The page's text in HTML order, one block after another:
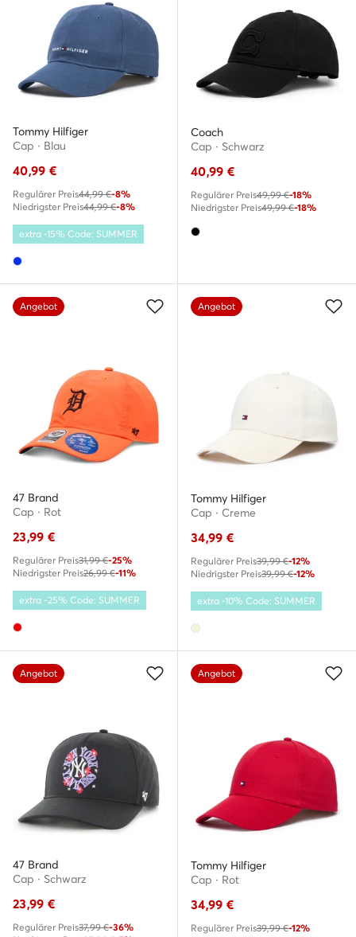
Tommy Hilfiger
Cap · Blau
40,99 €
Regulärer Preis44,99 €-8%
Niedrigster Preis44,99 €-8%
extra -15% Code: SUMMER
Coach
Cap · Schwarz
40,99 €
Regulärer Preis49,99 €-18%
Niedrigster Preis49,99 €-18%
Angebot
47 Brand
Cap · Rot
23,99 €
Regulärer Preis31,99 €-25%
Niedrigster Preis26,99 €-11%
extra -25% Code: SUMMER
Angebot
Tommy Hilfiger
Cap · Creme
34,99 €
Regulärer Preis39,99 €-12%
Niedrigster Preis39,99 €-12%
extra -10% Code: SUMMER
Angebot
47 Brand
Cap · Schwarz
23,99 €
Regulärer Preis37,99 €-36%
Angebot
Tommy Hilfiger
Cap · Rot
34,99 €
Regulärer Preis39,99 €-12%